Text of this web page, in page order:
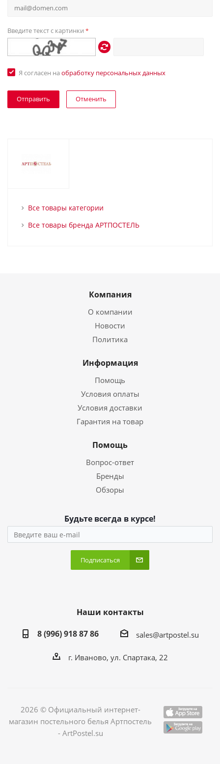
Введите текст с картинки *
Я согласен на обработку персональных данных
Отменить
Все товары категории
Все товары бренда АРТПОСТЕЛЬ
Компания
О компании
Новости
Политика
Информация
Помощь
Условия оплаты
Условия доставки
Гарантия на товар
Помощь
Вопрос-ответ
Бренды
Обзоры
Будьте всегда в курсе!
Подписаться
Наши контакты
8 (996) 918 87 86
sales@artpostel.su
г. Иваново, ул. Спартака, 22
2026 © Официальный интернет-
магазин постельного белья Артпостель
- ArtPostel.su